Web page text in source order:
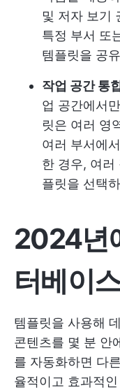
및 저자 보기
특정 부서 또
템플릿을 공
작업 공간 통
업 공간에서
릿은 여러 영
여러 부서에
한 경우, 여러
플릿을 선택
2024년
터베이
템플릿을 사용해
콘텐츠를 몇 분 안
를 자동화하면 다
율적이고 효과적